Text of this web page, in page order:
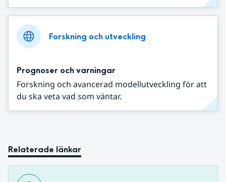
Forskning och utveckling
Prognoser och varningar
Forskning och avancerad modellutveckling för att
du ska veta vad som väntar.
Relaterade länkar